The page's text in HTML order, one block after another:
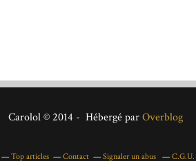
Carolol © 2014 - Hébergé parOverblog
Top articles Contact Signaler un abus C.G.U.